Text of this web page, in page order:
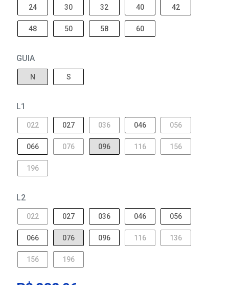
24 30 32 40 42
48 50 58 60
GUIA
N S
L1
022 027 036 046 056
066 076 096 116 156
196
L2
022 027 036 046 056
066 076 096 116 136
156 196